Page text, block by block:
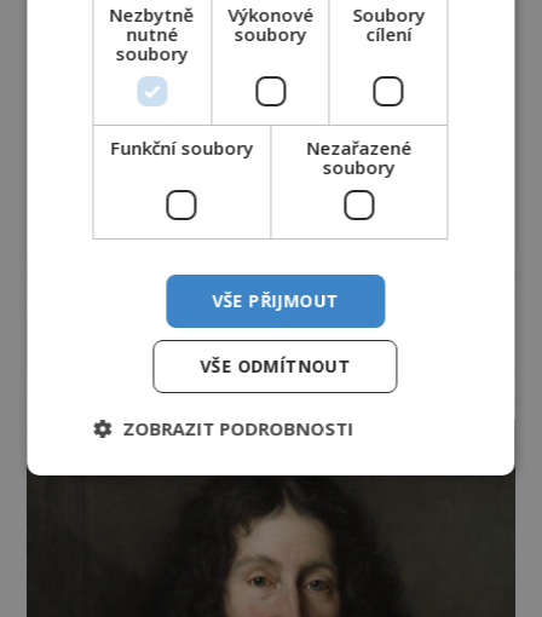
reklama
Nezbytně
nutné
soubory
Výkonové
soubory
Soubory
cílení
Funkční soubory
Nezařazené
soubory
VŠE PŘIJMOUT
VŠE ODMÍTNOUT
ZOBRAZIT PODROBNOSTI